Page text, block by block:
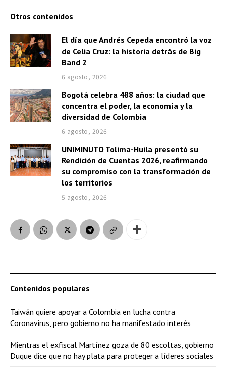
Otros contenidos
El día que Andrés Cepeda encontró la voz
de Celia Cruz: la historia detrás de Big
Band 2
6 agosto, 2026
Bogotá celebra 488 años: la ciudad que
concentra el poder, la economía y la
diversidad de Colombia
6 agosto, 2026
UNIMINUTO Tolima-Huila presentó su
Rendición de Cuentas 2026, reafirmando
su compromiso con la transformación de
los territorios
5 agosto, 2026
Contenidos populares
Taiwán quiere apoyar a Colombia en lucha contra
Coronavirus, pero gobierno no ha manifestado interés
Mientras el exfiscal Martínez goza de 80 escoltas, gobierno
Duque dice que no hay plata para proteger a líderes sociales